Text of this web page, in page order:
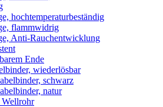
hochtemperaturbeständig
flammwidrig
Anti-Rauchentwicklung
Ende
wiederlösbar
schwarz
natur